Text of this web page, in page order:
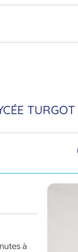
TURGOT
à